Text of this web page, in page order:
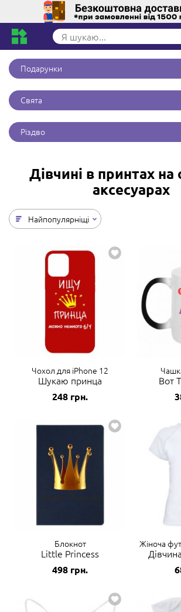
Подарунки
Свята
Різдво
Дівчині в принтах на
аксесуарах
Найпопулярніщі
Чохол для iPhone 12
Шукаю принца
248 грн.
Вот
Блокнот
Little Princess
498 грн.
Жіноча